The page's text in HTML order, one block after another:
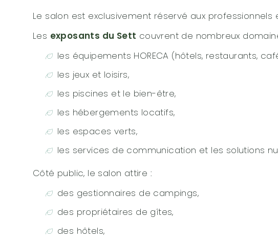
Le salon est exclusivement réservé aux
Les exposants du Sett couvrent de nombreux
les équipements HORECA (hôtels, restaurants,
les jeux et loisirs,
les piscines et le bien-être,
les hébergements locatifs,
les espaces verts,
les services de communication et les solutions
Côté public, le salon attire :
des gestionnaires de campings,
des propriétaires de gîtes,
des hôtels,